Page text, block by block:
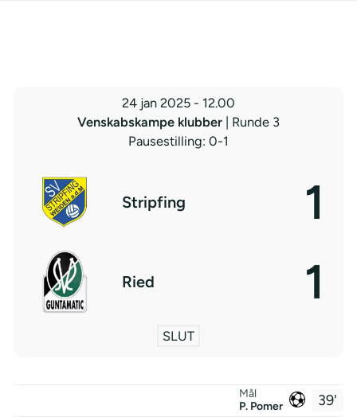
24 jan 2025 - 12.00
Venskabskampe klubber
| Runde 3
Pausestilling: 0-1
Stripfing 1
Ried 1
SLUT
39'
Mål
P. Pomer